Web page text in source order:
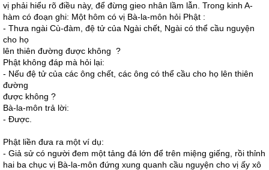
vị phải hiểu rõ điều này, để đừng gieo nhân lầm lẫn. Trong kinh A-
hàm có đoạn ghi: Một hôm có vị Bà-la-môn hỏi Phật :
- Thưa ngài Cù-đàm, đệ tử của Ngài chết, Ngài có thể cầu nguyện
cho họ
lên thiên đường được không ?
Phật không đáp mà hỏi lại:
- Nếu đệ tử của các ông chết, các ông có thể cầu cho họ lên thiên
đường
được không ?
Bà-la-môn trả lời:
- Được.
Phật liền đưa ra một ví dụ:
- Giả sử có người đem một tảng đá lớn để trên miệng giếng, rồi thỉnh
hai ba chục vị Bà-la-môn đứng xung quanh cầu nguyện cho vị ấy xô